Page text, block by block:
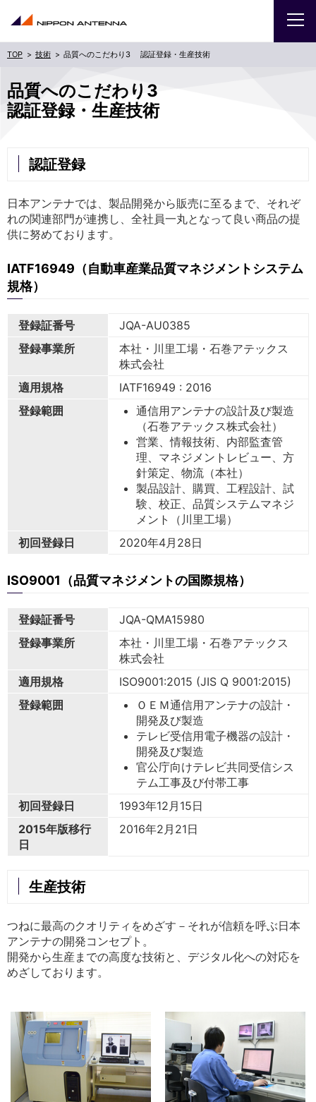
技術 品質へのこだわり3 認証登録・生産技術
品質へのこだわり3
認証登録・生産技術
認証登録
日本アンテナでは、製品開発から販売に至るまで、それぞ
れの関連部門が連携し、全社員一丸となって良い商品の提
供に努めております。
IATF16949（自動車産業品質マネジメントシステム
規格）
登録証番号
JQA-AU0385
登録事業所
本社・川里工場・石巻アテックス
株式会社
適用規格
IATF16949 : 2016
登録範囲
通信用アンテナの設計及び製造
（石巻アテックス株式会社）
営業、情報技術、内部監査管
理、マネジメントレビュー、方
針策定、物流（本社）
製品設計、購買、工程設計、試
験、校正、品質システムマネジ
メント（川里工場）
初回登録日
2020年4月28日
ISO9001（品質マネジメントの国際規格）
登録証番号
JQA-QMA15980
登録事業所
本社・川里工場・石巻アテックス
株式会社
適用規格
ISO9001:2015 (JIS Q 9001:2015)
登録範囲
ＯＥＭ通信用アンテナの設計・
開発及び製造
テレビ受信用電子機器の設計・
開発及び製造
官公庁向けテレビ共同受信シス
テム工事及び付帯工事
初回登録日
1993年12月15日
2015年版移行
日
2016年2月21日
生産技術
つねに最高のクオリティをめざす－それが信頼を呼ぶ日本
アンテナの開発コンセプト。
開発から生産までの高度な技術と、デジタル化への対応を
めざしております。
企業
IR
お問い合わせ
サイトマップ ENGLISH